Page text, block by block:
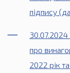
підпису
30.07.2024
про
2022 рік